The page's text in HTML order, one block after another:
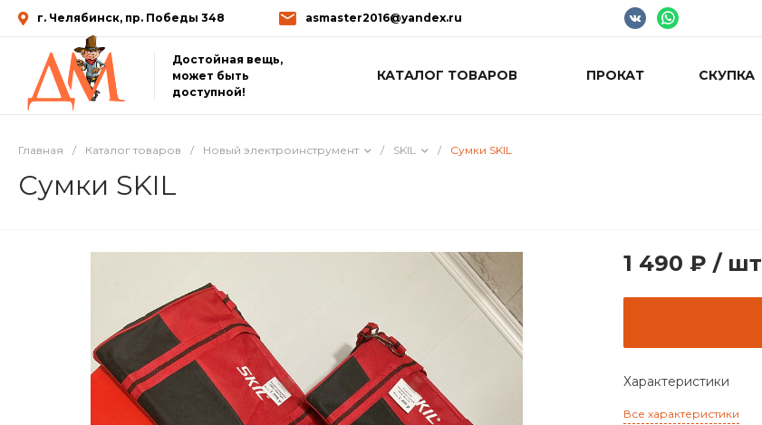
г. Челябинск, пр. Победы 348 asmaster2016@yandex.ru
Достойная вещь,
может быть
доступной!
КАТАЛОГ ТОВАРОВ ПРОКАТ СКУПКА
Главная / Каталог товаров / Новый электроинструмент / SKIL / Сумки SKIL
Сумки SKIL
1 490 ₽ / шт
Характеристики
Все характеристики